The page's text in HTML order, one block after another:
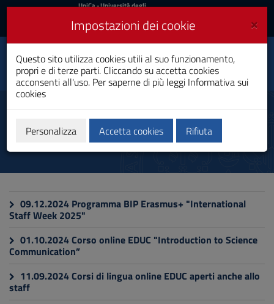
Vai
al
navigazione
sito
al
Footer
UniCa
Accedi
UniCa- Università degli
Accedi UniCA News
Toggle
navigation
EDUC
2024
09.12.2024 Programma BIP Erasmus+ "International
Staff Week 2025"
01.10.2024 Corso online EDUC "Introduction to Science
Communication”
11.09.2024 Corsi di lingua online EDUC aperti anche allo
staff
×
Impostazioni dei cookie
Questo sito utilizza cookies utili al suo funzionamento,
propri e di terze parti. Cliccando su accetta cookies
acconsenti all'uso. Per saperne di più leggi Informativa sui
cookies
Personalizza Accetta cookies Rifiuta